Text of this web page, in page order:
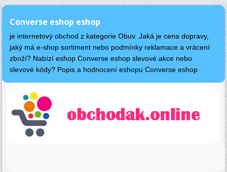
Converse eshop eshop
je internetový obchod z kategorie Obuv. Jaká je cena dopravy,
jaký má e-shop sortiment nebo podmínky reklamace a vrácení
zboží? Nabízí eshop Converse eshop slevové akce nebo
slevové kódy? Popis a hodnocení eshopu Converse eshop